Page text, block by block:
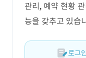
관리, 예약 현황
능을 갖추고 있습
로그